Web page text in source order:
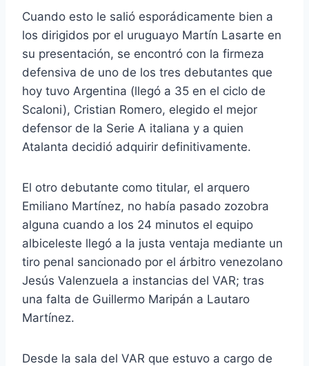
Cuando esto le salió esporádicamente bien a
los dirigidos por el uruguayo Martín Lasarte en
su presentación, se encontró con la firmeza
defensiva de uno de los tres debutantes que
hoy tuvo Argentina (llegó a 35 en el ciclo de
Scaloni), Cristian Romero, elegido el mejor
defensor de la Serie A italiana y a quien
Atalanta decidió adquirir definitivamente.
El otro debutante como titular, el arquero
Emiliano Martínez, no había pasado zozobra
alguna cuando a los 24 minutos el equipo
albiceleste llegó a la justa ventaja mediante un
tiro penal sancionado por el árbitro venezolano
Jesús Valenzuela a instancias del VAR; tras
una falta de Guillermo Maripán a Lautaro
Martínez.
Desde la sala del VAR que estuvo a cargo de